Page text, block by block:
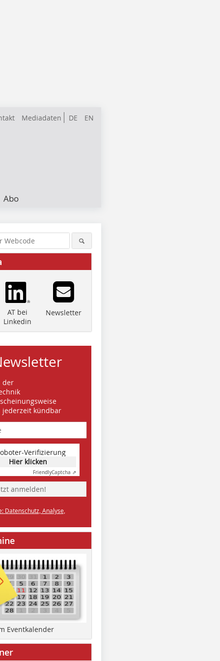
DE EN
Mediadaten
Abo
AT bei
Linkedin
Newsletter
der
jederzeit kündbar
Verifizierung
Hier klicken
FriendlyCaptcha ⇗
anmelden!
Datenschutz, Analyse,
Eventkalender